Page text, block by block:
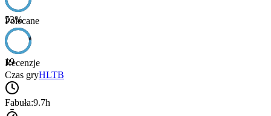
53%
Polecane
19
Recenzje
Czas gryHLTB
Fabuła:9.7h